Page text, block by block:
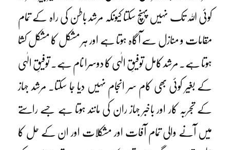
کوئی اللہ تک نہیں پہنچ سکتا کیونکہ مرشد باطن کی راہ کے تمام
مقامات و منازل سے آگاہ ہوتا ہے اور ہر مشکل کا مشکل کشا
ہوتا ہے۔ مرشد کامل توفیقِ الٰہی کا دوسرا نام ہے۔ توفیقِ الٰہی
کے بغیر کوئی بھی کام سر انجام نہیں دیا جا سکتا۔ مرشد جہاز
کے تجربہ کار اور باخبر جہاز ران کی مانند ہوتا ہے جسے راستے
میں آنے والی تمام آفات اور مشکلات اور ان کے حل کا